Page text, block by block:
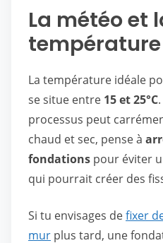
La météo et
température
La température idéale
se situe entre 15 et 25°C
processus peut
chaud et sec, pense à
fondations pour éviter
qui pourrait créer des
Si tu envisages defixer
mur plus tard, une